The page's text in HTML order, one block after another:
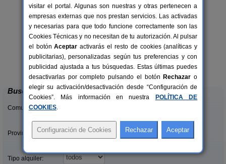
16+3 pers.
desde50 €
Hotel Segles
Campos (Mallorca)
Buscar
Comunidades:
Provincias/Islas:
Tipo alquiler:
visitar el portal. Algunas son nuestras y otras pertenecen a
empresas externas que nos prestan servicios. Las activadas
y necesarias para que todo funcione correctamente son las
Cookies Técnicas y no necesitan de tu autorización. Al pulsar
el botónAceptar activarás el resto de cookies (analíticas y
publicitarias), personalizadas según tus preferencias y con
publicidad ajustada a tus búsquedas. Estas últimas puedes
desactivarlas por completo pulsando el botón Rechazar o
elegir su activación/desactivación desde “Configuración de
Cookies”. Más información en nuestra
POLÍTICA DE
COOKIES.